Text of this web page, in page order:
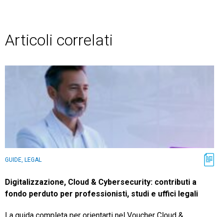
Articoli correlati
GUIDE, LEGAL
Digitalizzazione, Cloud & Cybersecurity: contributi a
fondo perduto per professionisti, studi e uffici legali